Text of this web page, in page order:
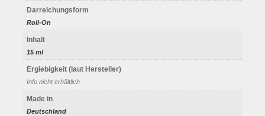
Darreichungsform
Roll-On
Inhalt
15 ml
Ergiebigkeit (laut Hersteller)
Info nicht erhältlich
Made in
Deutschland